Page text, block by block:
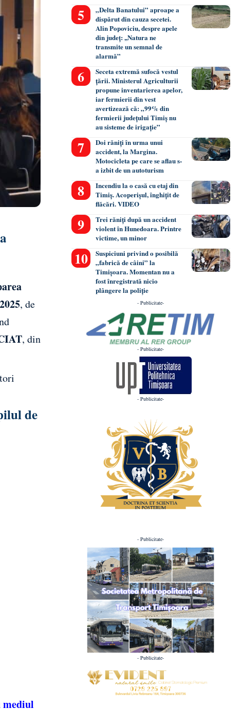
, de
, din
de
„Delta Banatului” aproape a
dispărut din cauza secetei.
Alin Popoviciu, despre apele
din județ: ,,Natura ne
transmite un semnal de
alarmă”
Seceta extremă sufocă vestul
țării. Ministerul Agriculturii
propune inventarierea apelor,
iar fermierii din vest
avertizează că: „99% din
fermierii județului Timiș nu
au sisteme de irigație”
Doi răniți în urma unui
accident, la Margina.
Motocicleta pe care se aflau s-
a izbit de un autoturism
Incendiu la o casă cu etaj din
Timiș. Acoperișul, înghițit de
flăcări. VIDEO
Trei răniți după un accident
violent în Hunedoara. Printre
victime, un minor
Suspiciuni privind o posibilă
„fabrică de câini” la
Timișoara. Momentan nu a
fost înregistrată nicio
plângere la poliție
- Publicitate-
- Publicitate-
- Publicitate-
- Publicitate-
- Publicitate-